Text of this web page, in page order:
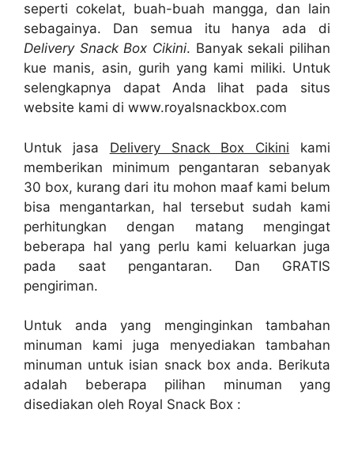
seperti cokelat, buah-buah mangga, dan lain
sebagainya. Dan semua itu hanya ada di
Delivery Snack Box Cikini. Banyak sekali pilihan
kue manis, asin, gurih yang kami miliki. Untuk
selengkapnya dapat Anda lihat pada situs
website kami di www.royalsnackbox.com
Untuk jasa Delivery Snack Box Cikini kami
memberikan minimum pengantaran sebanyak
30 box, kurang dari itu mohon maaf kami belum
bisa mengantarkan, hal tersebut sudah kami
perhitungkan dengan matang mengingat
beberapa hal yang perlu kami keluarkan juga
pada saat pengantaran. Dan GRATIS
pengiriman.
Untuk anda yang menginginkan tambahan
minuman kami juga menyediakan tambahan
minuman untuk isian snack box anda. Berikuta
adalah beberapa pilihan minuman yang
disediakan oleh Royal Snack Box :